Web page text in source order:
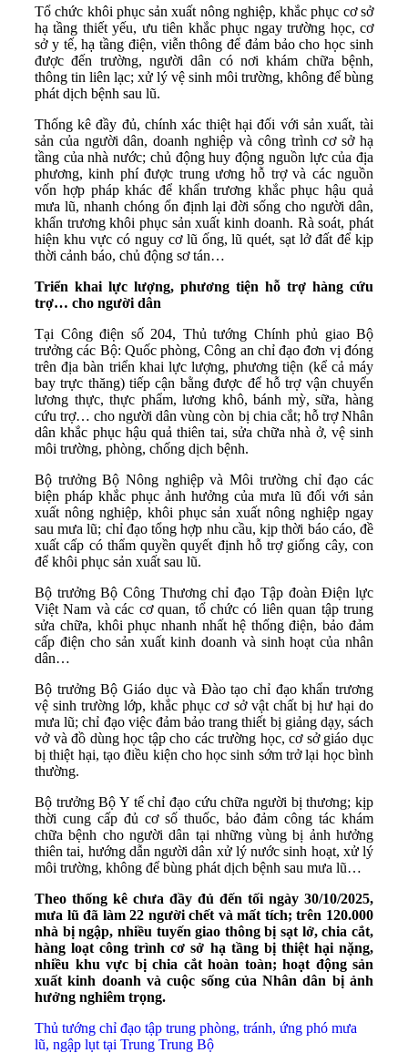
Tổ chức khôi phục sản xuất nông nghiệp, khắc phục cơ sở
hạ tầng thiết yếu, ưu tiên khắc phục ngay trường học, cơ
sở y tế, hạ tầng điện, viễn thông để đảm bảo cho học sinh
được đến trường, người dân có nơi khám chữa bệnh,
thông tin liên lạc; xử lý vệ sinh môi trường, không để bùng
phát dịch bệnh sau lũ.
Thống kê đầy đủ, chính xác thiệt hại đối với sản xuất, tài
sản của người dân, doanh nghiệp và công trình cơ sở hạ
tầng của nhà nước; chủ động huy động nguồn lực của địa
phương, kinh phí được trung ương hỗ trợ và các nguồn
vốn hợp pháp khác để khẩn trương khắc phục hậu quả
mưa lũ, nhanh chóng ổn định lại đời sống cho người dân,
khẩn trương khôi phục sản xuất kinh doanh. Rà soát, phát
hiện khu vực có nguy cơ lũ ống, lũ quét, sạt lở đất để kịp
thời cảnh báo, chủ động sơ tán…
Triển khai lực lượng, phương tiện hỗ trợ hàng cứu
trợ… cho người dân
Tại Công điện số 204, Thủ tướng Chính phủ giao Bộ
trưởng các Bộ: Quốc phòng, Công an chỉ đạo đơn vị đóng
trên địa bàn triển khai lực lượng, phương tiện (kể cả máy
bay trực thăng) tiếp cận bằng được để hỗ trợ vận chuyển
lương thực, thực phẩm, lương khô, bánh mỳ, sữa, hàng
cứu trợ… cho người dân vùng còn bị chia cắt; hỗ trợ Nhân
dân khắc phục hậu quả thiên tai, sửa chữa nhà ở, vệ sinh
môi trường, phòng, chống dịch bệnh.
Bộ trưởng Bộ Nông nghiệp và Môi trường chỉ đạo các
biện pháp khắc phục ảnh hưởng của mưa lũ đối với sản
xuất nông nghiệp, khôi phục sản xuất nông nghiệp ngay
sau mưa lũ; chỉ đạo tổng hợp nhu cầu, kịp thời báo cáo, đề
xuất cấp có thẩm quyền quyết định hỗ trợ giống cây, con
để khôi phục sản xuất sau lũ.
Bộ trưởng Bộ Công Thương chỉ đạo Tập đoàn Điện lực
Việt Nam và các cơ quan, tổ chức có liên quan tập trung
sửa chữa, khôi phục nhanh nhất hệ thống điện, bảo đảm
cấp điện cho sản xuất kinh doanh và sinh hoạt của nhân
dân…
Bộ trưởng Bộ Giáo dục và Đào tạo chỉ đạo khẩn trương
vệ sinh trường lớp, khắc phục cơ sở vật chất bị hư hại do
mưa lũ; chỉ đạo việc đảm bảo trang thiết bị giảng dạy, sách
vở và đồ dùng học tập cho các trường học, cơ sở giáo dục
bị thiệt hại, tạo điều kiện cho học sinh sớm trở lại học bình
thường.
Bộ trưởng Bộ Y tế chỉ đạo cứu chữa người bị thương; kịp
thời cung cấp đủ cơ số thuốc, bảo đảm công tác khám
chữa bệnh cho người dân tại những vùng bị ảnh hưởng
thiên tai, hướng dẫn người dân xử lý nước sinh hoạt, xử lý
môi trường, không để bùng phát dịch bệnh sau mưa lũ…
Theo thống kê chưa đầy đủ đến tối ngày 30/10/2025,
mưa lũ đã làm 22 người chết và mất tích; trên 120.000
nhà bị ngập, nhiều tuyến giao thông bị sạt lở, chia cắt,
hàng loạt công trình cơ sở hạ tầng bị thiệt hại nặng,
nhiều khu vực bị chia cắt hoàn toàn; hoạt động sản
xuất kinh doanh và cuộc sống của Nhân dân bị ảnh
hưởng nghiêm trọng.
Thủ tướng chỉ đạo tập trung phòng, tránh, ứng phó mưa
lũ, ngập lụt tại Trung Trung Bộ